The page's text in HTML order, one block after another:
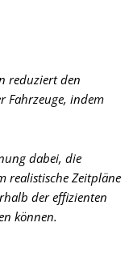
reduziert den
Fahrzeuge, indem
dabei, die
realistische Zeitpläne
der effizienten
können.